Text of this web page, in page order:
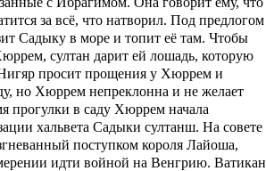
за всё, что натворил. Под предлогом
Садыку в море и топит её там. Чтобы
султан дарит ей лошадь, которую
Нигяр просит прощения у Хюррем и
но Хюррем непреклонна и не желает
прогулки в саду Хюррем начала
хальвета Садыки султанш. На совете
поступком короля Лайоша,
идти войной на Венгрию. Ватикан